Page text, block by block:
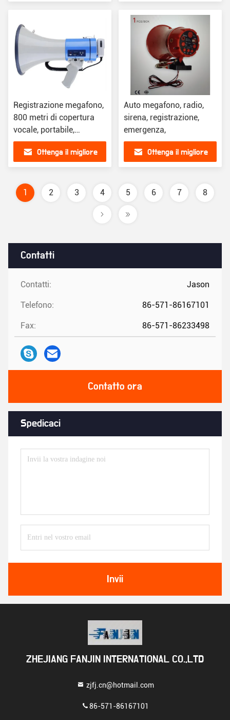
Contatti
Contatti: Jason
Telefono: 86-571-86167101
Fax: 86-571-86233498
Contatto ora
Spedicaci
Invii
Registrazione megafono,
800 metri di copertura
vocale, portabile,
campanello wireless
Ottenga il migliore
Auto megafono, radio,
sirena, registrazione,
emergenza,
Ottenga il migliore
1 2 3 4 5 6 7 8
ZHEJIANG FANJIN INTERNATIONAL CO.,LTD
zjfj.cn@hotmail.com
86-571-86167101